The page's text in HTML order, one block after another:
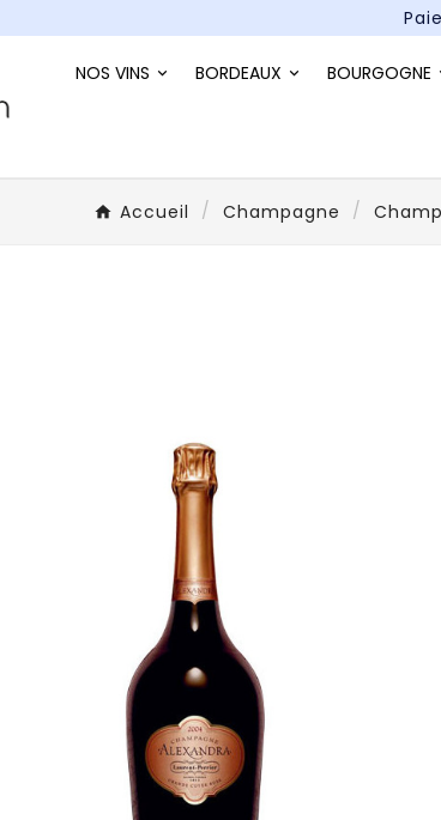
NOS VINS BORDEAUX BOURGOGNE
Accueil Champagne